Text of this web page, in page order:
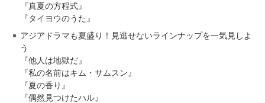
『真夏の方程式』
『タイヨウのうた』
アジアドラマも夏盛り！見逃せないラインナップを一気見しよ
う
『他人は地獄だ』
『私の名前はキム・サムスン』
『夏の香り』
『偶然見つけたハル』